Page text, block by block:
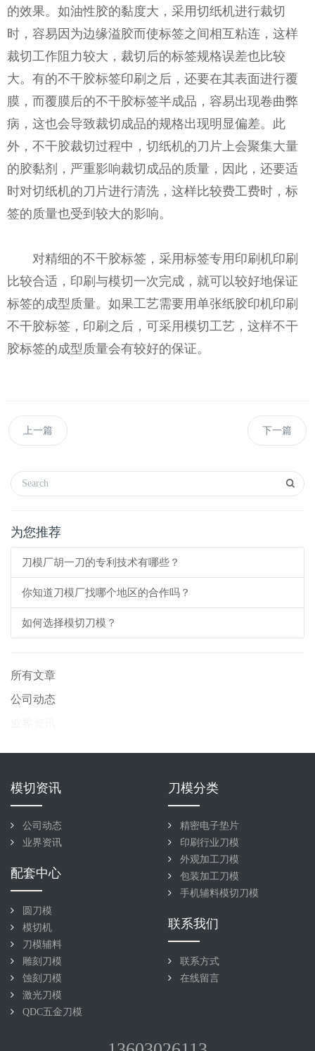
的效果。如油性胶的黏度大，采用切纸机进行裁切
时，容易因为边缘溢胶而使标签之间相互粘连，这样
裁切工作阻力较大，裁切后的标签规格误差也比较
大。有的不干胶标签印刷之后，还要在其表面进行覆
膜，而覆膜后的不干胶标签半成品，容易出现卷曲弊
病，这也会导致裁切成品的规格出现明显偏差。此
外，不干胶裁切过程中，切纸机的刀片上会聚集大量
的胶黏剂，严重影响裁切成品的质量，因此，还要适
时对切纸机的刀片进行清洗，这样比较费工费时，标
签的质量也受到较大的影响。
对精细的不干胶标签，采用标签专用印刷机印刷
比较合适，印刷与模切一次完成，就可以较好地保证
标签的成型质量。如果工艺需要用单张纸胶印机印刷
不干胶标签，印刷之后，可采用模切工艺，这样不干
胶标签的成型质量会有较好的保证。
上一篇 下一篇
为您推荐
刀模厂胡一刀的专利技术有哪些？
你知道刀模厂找哪个地区的合作吗？
如何选择模切刀模？
所有文章
公司动态
模切资讯
公司动态
业界资讯
刀模分类
精密电子垫片
印刷行业刀模
外观加工刀模
包装加工刀模
手机辅料模切刀模
配套中心
圆刀模
模切机
刀模辅料
雕刻刀模
蚀刻刀模
激光刀模
QDC五金刀模
联系我们
联系方式
在线留言